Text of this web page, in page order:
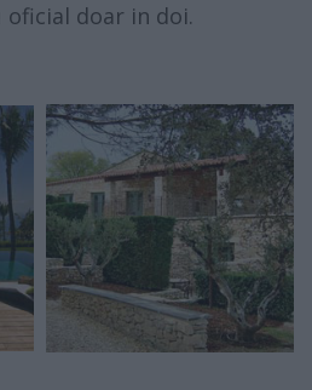
oficial doar in doi.